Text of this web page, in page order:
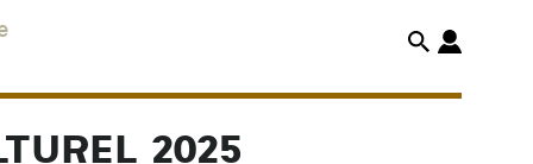
2025